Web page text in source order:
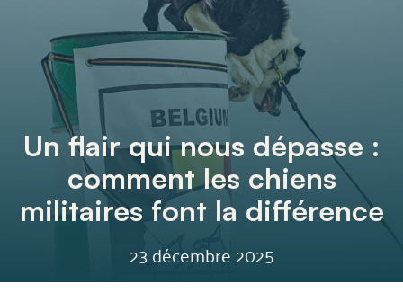
Un flair qui nous dépasse :
comment les chiens
militaires font la différence
23 décembre 2025